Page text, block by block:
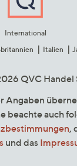
International
Italien
QVC Handel
Angaben
beachte auch
,
und das